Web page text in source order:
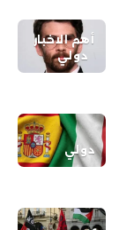
أهم الاخبار
دولي
دولي